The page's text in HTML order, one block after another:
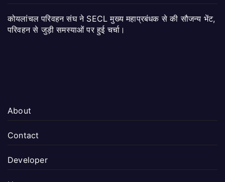
कोयलांचल परिवहन संघ ने SECL मुख्य महाप्रबंधक से की सौजन्य भेंट,
परिवहन से जुड़ी समस्याओं पर हुई चर्चा।
About
Contact
Developer